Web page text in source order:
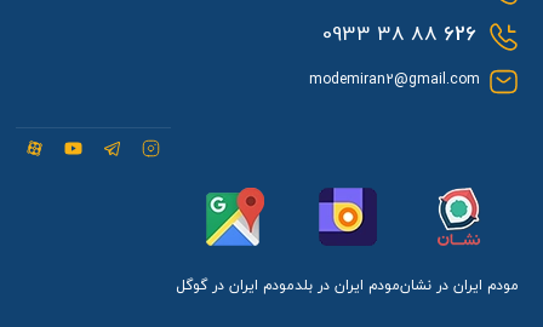
626
88 38 0933
modemiran2@gmail.com
مودم ایران در نشانمودم ایران در بلدمودم ایران در گوگل